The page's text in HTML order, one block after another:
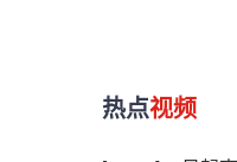
热点视频